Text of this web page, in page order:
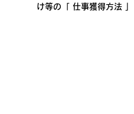
け等の「 仕事獲得方法